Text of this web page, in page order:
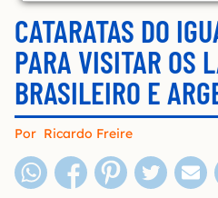
CATARATAS DO
PARA VISITAR OS
BRASILEIRO E
Por Ricardo Freire